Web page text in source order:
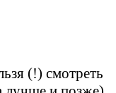
(!) смотреть